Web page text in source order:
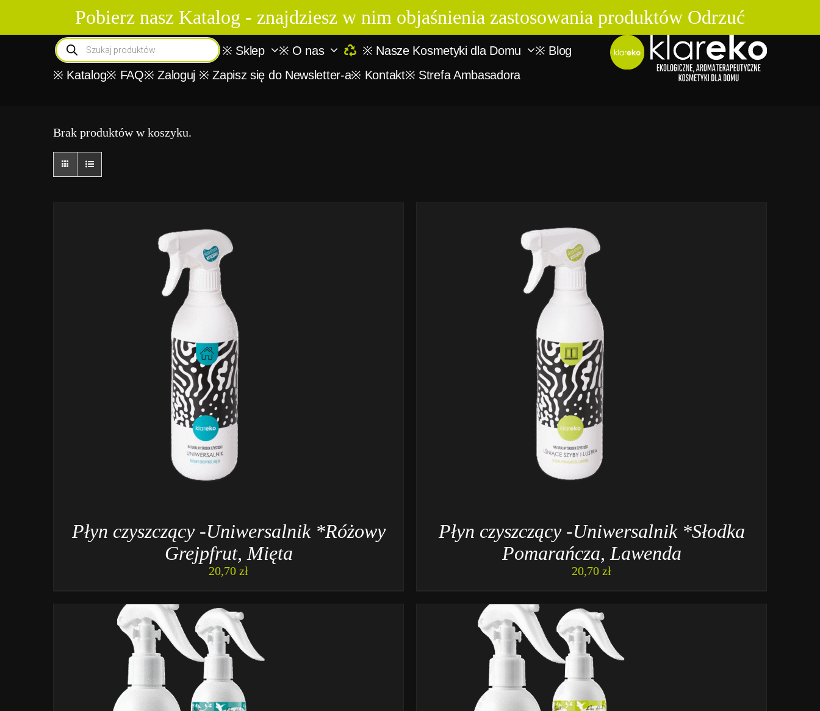
Pobierz nasz Katalog - znajdziesz w nim objaśnienia zastosowania produktów Odrzuć
content
Wyszukiwarka
produktów
※ Sklep ※ O nas ※ Nasze Kosmetyki dla Domu
※ Blog
※ Katalog※ FAQ※ Zaloguj ※ Zapisz się do Newsletter-a※ Kontakt※ Strefa Ambasadora
Brak produktów w koszyku.
Płyn czyszczący -Uniwersalnik *Różowy
Grejpfrut, Mięta
20,70 zł
Płyn czyszczący -Uniwersalnik *Słodka
Pomarańcza, Lawenda
20,70 zł